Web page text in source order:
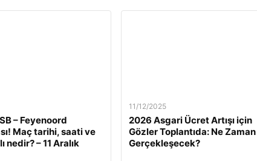
– Feyenoord
Maç tarihi, saati ve
nedir? – 11 Aralık
11/12/2025
2026 Asgari Ücret Artışı için
Gözler Toplantıda: Ne Zaman
Gerçekleşecek?